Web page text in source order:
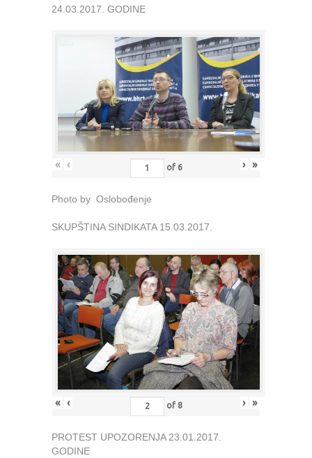
24.03.2017. GODINE
« ‹ of 6 › »
Photo by Oslobođenje
SKUPŠTINA SINDIKATA 15.03.2017.
« ‹ of 8 › »
PROTEST UPOZORENJA 23.01.2017.
GODINE